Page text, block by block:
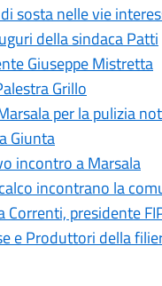
sosta nelle vie
della sindaca Patti
Giuseppe Mistretta
Grillo
per la pulizia
Giunta
incontro a Marsala
incontrano la
presidente
e Produttori della